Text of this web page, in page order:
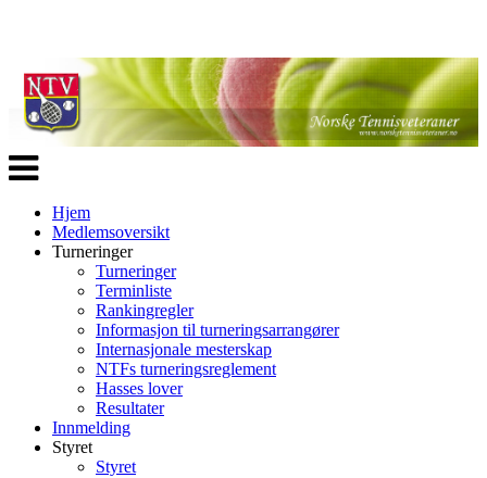
Veksle
navigasjon
Hjem
Medlemsoversikt
Turneringer
Turneringer
Terminliste
Rankingregler
Informasjon til turneringsarrangører
Internasjonale mesterskap
NTFs turneringsreglement
Hasses lover
Resultater
Innmelding
Styret
Styret